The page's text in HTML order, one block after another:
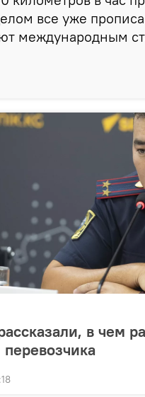
все уже
международным
в чем
перевозчика